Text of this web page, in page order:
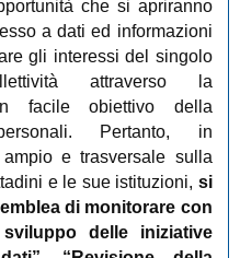
che si apriranno
a dati ed informazioni
gli interessi del singolo
attraverso la
facile obiettivo della
Pertanto, in
ampio e trasversale sulla
e le sue istituzioni, si
di monitorare con
delle iniziative